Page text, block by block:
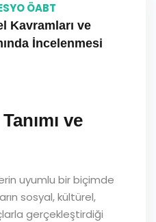
ÖABT
Kavramları ve
İncelenmesi
ve
uyumlu bir biçimde
sosyal, kültürel,
gerçekleştirdiği